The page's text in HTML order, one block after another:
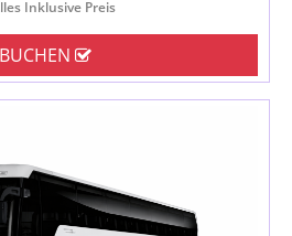
Inklusive Preis
BUCHEN